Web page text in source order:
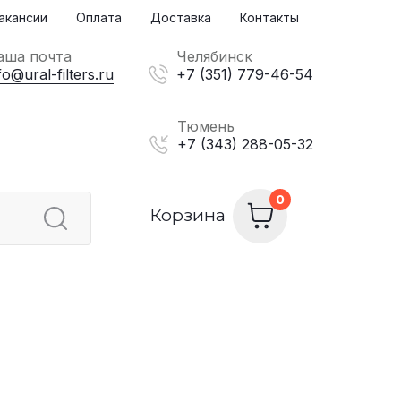
Корзина
Оплата Доставка Контакты
почта
filters.ru
Челябинск
+7 (351) 779-46-54
Тюмень
+7 (343) 288-05-32